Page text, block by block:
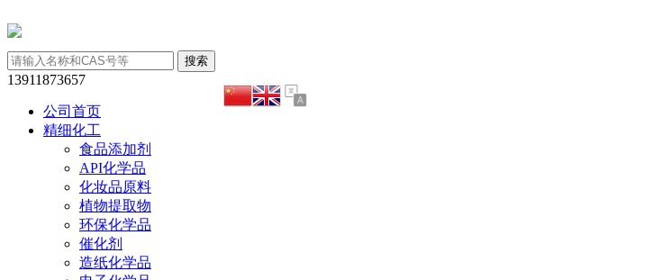
13911873657
公司首页
精细化工
食品添加剂
API化学品
化妆品原料
植物提取物
环保化学品
催化剂
造纸化学品